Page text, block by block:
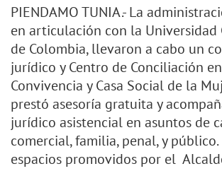
PIENDAMO TUNIA.- La
en articulación con la Universidad
de Colombia, llevaron a cabo un
jurídico y Centro de Conciliación
Convivencia y Casa Social de la
prestó asesoría gratuita y
jurídico asistencial en asuntos de
comercial, familia, penal, y público.
espacios promovidos por el